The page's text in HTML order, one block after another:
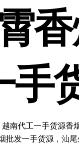
手
南代工一手货源香
发一手货源，汕